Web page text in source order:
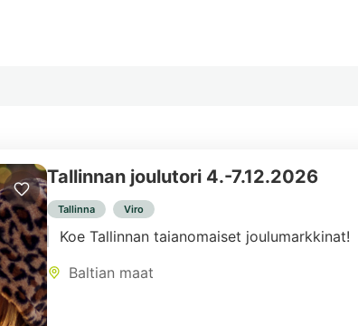
Tallinnan joulutori 4.-7.12.2026
Tallinna Viro
Koe Tallinnan taianomaiset joulumarkkinat!
Baltian maat